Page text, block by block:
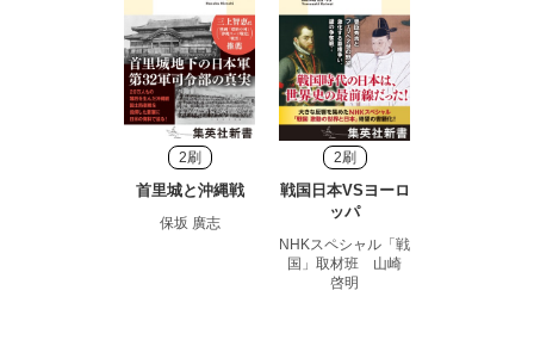
2刷
首里城と沖縄戦
保坂 廣志
2刷
戦国日本VSヨーロ
ッパ
NHKスペシャル「戦
国」取材班 山崎
啓明